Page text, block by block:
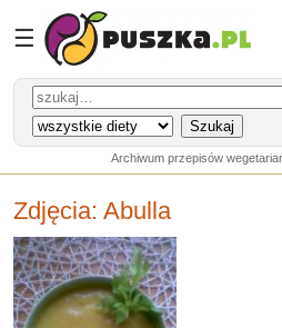
☰
Archiwum przepisów
Zdjęcia: Abulla